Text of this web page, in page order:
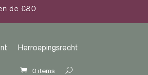
de €80
Herroepingsrecht
0 items